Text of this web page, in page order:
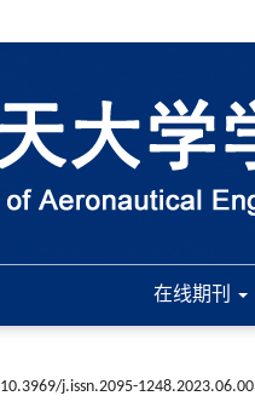
在线期刊
10.3969/j.issn.2095-